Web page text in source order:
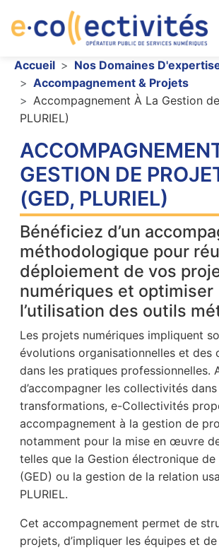
Aller au contenu principal
Fil d'Ariane
Accueil
Nos Domaines
Accompagnement & Projets
Accompagnement À La Gestion
PLURIEL)
GESTION DE
(GED, PLURIEL)
Bénéficiez d’un
méthodologique pour
déploiement de vos
numériques et optimiser
l’utilisation des outils
Les projets numériques impliquent
évolutions organisationnelles et des
dans les pratiques professionnelles.
d’accompagner les collectivités
transformations, e-Collectivités
accompagnement à la gestion de
notamment pour la mise en œuvre
telles que la Gestion électronique
(GED) ou la gestion de la relation
PLURIEL.
Cet accompagnement permet de
projets, d’impliquer les équipes et